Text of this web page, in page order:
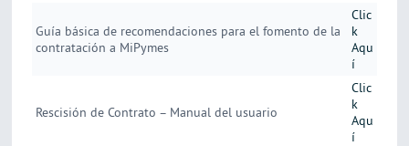
Guía básica de recomendaciones para el fomento de la
contratación a MiPymes
Clic
k
Aqu
í
Rescisión de Contrato – Manual del usuario
Clic
k
Aqu
í